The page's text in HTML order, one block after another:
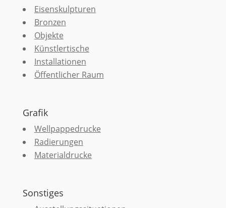
Eisenskulpturen
Bronzen
Objekte
Künstlertische
Installationen
Öffentlicher Raum
Grafik
Wellpappedrucke
Radierungen
Materialdrucke
Sonstiges